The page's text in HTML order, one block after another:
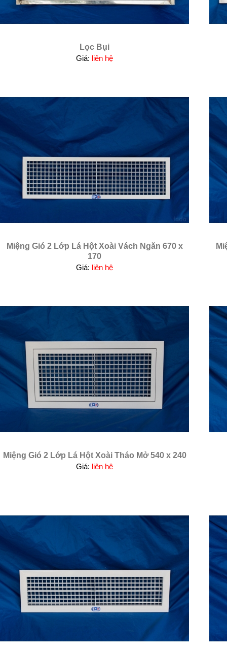
Lọc Bụi
Giá: liên hệ
Miệng Gió 2 Lớp Lá Hột Xoài Vách Ngăn 670 x
170
Giá: liên hệ
Miệng Gió 2 Lớp Lá Hột Xoài Tháo Mở 540 x 240
Giá: liên hệ